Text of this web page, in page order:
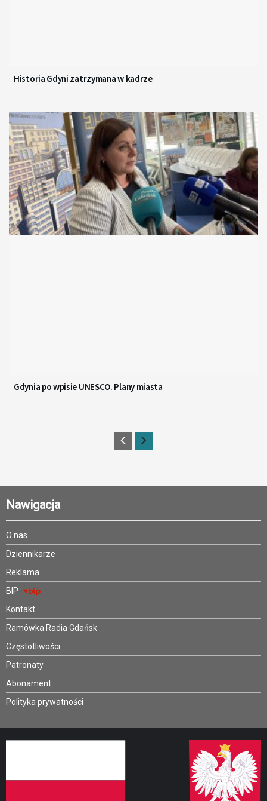
Historia Gdyni zatrzymana w kadrze
Gdynia po wpisie UNESCO. Plany miasta
Nawigacja
O nas
Dziennikarze
Reklama
BIP
Kontakt
Ramówka Radia Gdańsk
Częstotliwości
Patronaty
Abonament
Polityka prywatności